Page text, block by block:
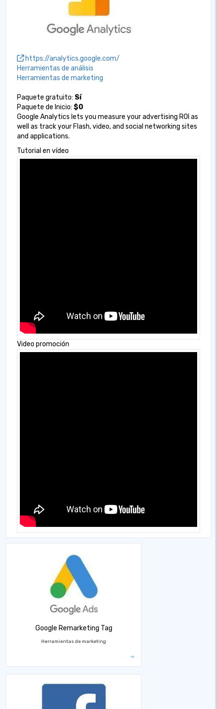
https://analytics.google.com/
Herramientas de análisis
Herramientas de marketing
Paquete gratuito: Sí
Paquete de Inicio: $0
Google Analytics lets you measure your advertising ROI as
well as track your Flash, video, and social networking sites
and applications.
Tutorial en vídeo
Video promoción
Google Remarketing Tag
Herramientas de marketing